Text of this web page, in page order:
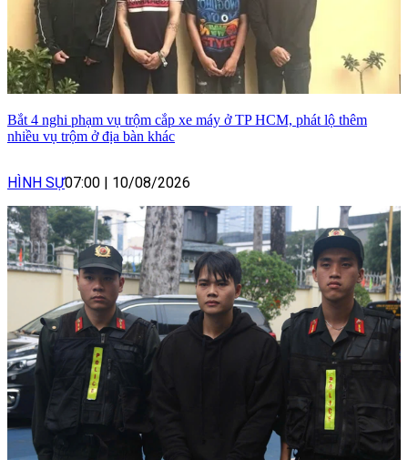
Bắt 4 nghi phạm vụ trộm cắp xe máy ở TP HCM, phát lộ thêm
nhiều vụ trộm ở địa bàn khác
HÌNH SỰ07:00 | 10/08/2026